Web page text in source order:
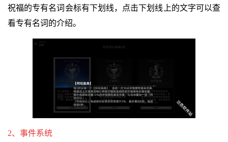
祝福的专有名词会标有下划线，点击下划线上的文字可以查
看专有名词的介绍。
2、事件系统